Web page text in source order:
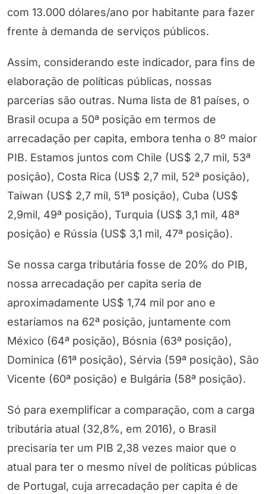
com 13.000 dólares/ano por habitante para fazer
frente à demanda de serviços públicos.
Assim, considerando este indicador, para fins de
elaboração de políticas públicas, nossas
parcerias são outras. Numa lista de 81 países, o
Brasil ocupa a 50ª posição em termos de
arrecadação per capita, embora tenha o 8º maior
PIB. Estamos juntos com Chile (US$ 2,7 mil, 53ª
posição), Costa Rica (US$ 2,7 mil, 52ª posição),
Taiwan (US$ 2,7 mil, 51ª posição), Cuba (US$
2,9mil, 49ª posição), Turquia (US$ 3,1 mil, 48ª
posição) e Rússia (US$ 3,1 mil, 47ª posição).
Se nossa carga tributária fosse de 20% do PIB,
nossa arrecadação per capita seria de
aproximadamente US$ 1,74 mil por ano e
estaríamos na 62ª posição, juntamente com
México (64ª posição), Bósnia (63ª posição),
Dominica (61ª posição), Sérvia (59ª posição), São
Vicente (60ª posição) e Bulgária (58ª posição).
Só para exemplificar a comparação, com a carga
tributária atual (32,8%, em 2016), o Brasil
precisaria ter um PIB 2,38 vezes maior que o
atual para ter o mesmo nível de políticas públicas
de Portugal, cuja arrecadação per capita é de